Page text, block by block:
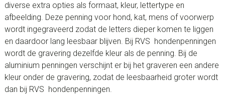
diverse extra opties als formaat, kleur, lettertype en
afbeelding. Deze penning voor hond, kat, mens of voorwerp
wordt ingegraveerd zodat de letters dieper komen te liggen
en daardoor lang leesbaar blijven. Bij RVS hondenpenningen
wordt de gravering dezelfde kleur als de penning. Bij de
aluminium penningen verschijnt er bij het graveren een andere
kleur onder de gravering, zodat de leesbaarheid groter wordt
dan bij RVS hondenpenningen.